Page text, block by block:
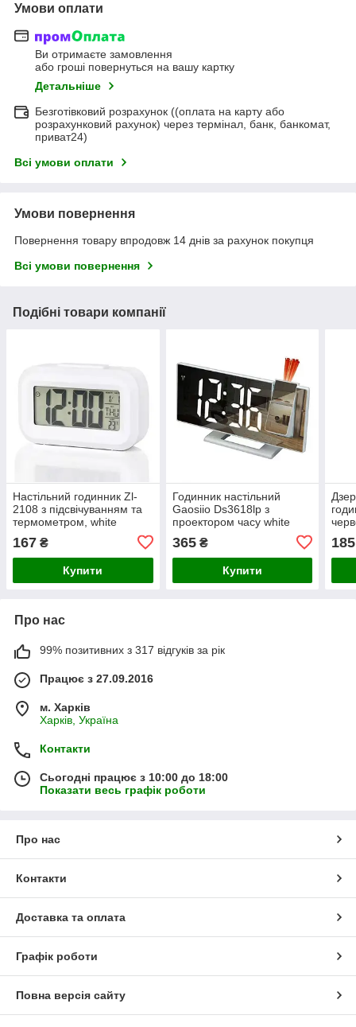
Умови оплати
Ви отримаєте замовлення
або гроші повернуться на вашу картку
Детальніше
Безготівковий розрахунок ((оплата на карту або
розрахунковий рахунок) через термінал, банк, банкомат,
приват24)
Всі умови оплати
Умови повернення
Повернення товару впродовж 14 днів за рахунок покупця
Всі умови повернення
Подібні товари компанії
Настільний годинник Zl-
2108 з підсвічуванням та
термометром, white
167 ₴
Купити
Годинник настільний
Gaosiio Ds3618lp з
проектором часу white
365₴
Купити
185
Про нас
99% позитивних з 317 відгуків за рік
Працює з 27.09.2016
м. Харків
Харків, Україна
Контакти
Сьогодні працює з 10:00 до 18:00
Показати весь графік роботи
Про нас
Контакти
Доставка та оплата
Графік роботи
Повна версія сайту